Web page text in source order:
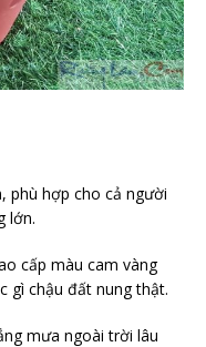
phù hợp cho cả người
lớn.
cấp màu cam vàng
gì chậu đất nung thật.
mưa ngoài trời lâu